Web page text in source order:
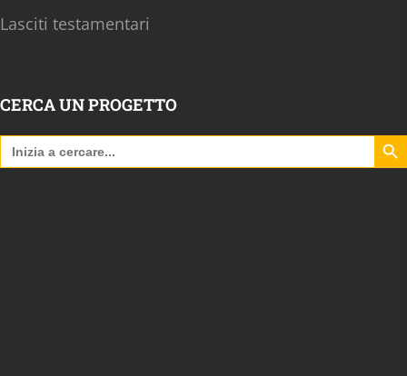
Lasciti testamentari
CERCA UN PROGETTO
Search
for:
Search